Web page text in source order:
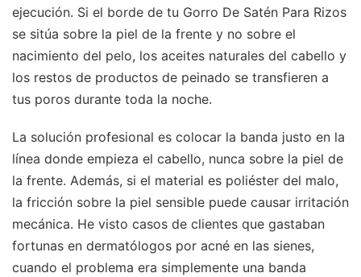
ejecución. Si el borde de tu Gorro De Satén Para Rizos
se sitúa sobre la piel de la frente y no sobre el
nacimiento del pelo, los aceites naturales del cabello y
los restos de productos de peinado se transfieren a
tus poros durante toda la noche.
La solución profesional es colocar la banda justo en la
línea donde empieza el cabello, nunca sobre la piel de
la frente. Además, si el material es poliéster del malo,
la fricción sobre la piel sensible puede causar irritación
mecánica. He visto casos de clientes que gastaban
fortunas en dermatólogos por acné en las sienes,
cuando el problema era simplemente una banda